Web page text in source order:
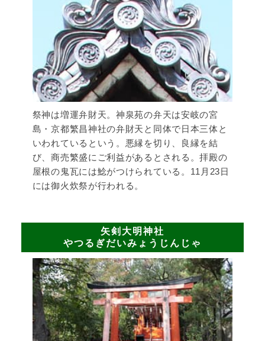
祭神は増運弁財天。神泉苑の弁天は安岐の宮
島・京都繁昌神社の弁財天と同体で日本三体と
いわれているという。悪縁を切り、良縁を結
び、商売繁盛にご利益があるとされる。拝殿の
屋根の鬼瓦には鯰がつけられている。11月23日
には御火炊祭が行われる。
矢剣大明神社
やつるぎだいみょうじんじゃ